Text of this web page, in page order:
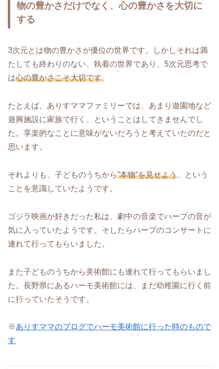
物の豊かさだけでなく、心の豊かさを大切に
する
3次元とは物の豊かさが優位の世界です。しかしそれは満
たしても終わりのない、執着の世界であり、5次元思考で
は心の豊かさこそ大切です。
たとえば、ありすママファミリーでは、あまり遊園地など
遊興施設に家族で行く、ということはしてきませんでし
た。享楽的なことに意味がないだろうと考えていたのだと
思います。
それよりも、子どものうちから”本物”を見せよう 、という
ことを意識していたようです。
ゴジラ映画が好きだった私は、劇中の音楽でハープの音が
気に入っていたようです。そしたらハープのコンサートに
連れて行ってもらいました。
また子どものうちから美術館にも連れて行ってもらいまし
た。長野県にあるハーモ美術館には、まだ幼稚園に行く前
に行っていたそうです。
※ありすママのブログでハーモ美術館に行った時のもので
す